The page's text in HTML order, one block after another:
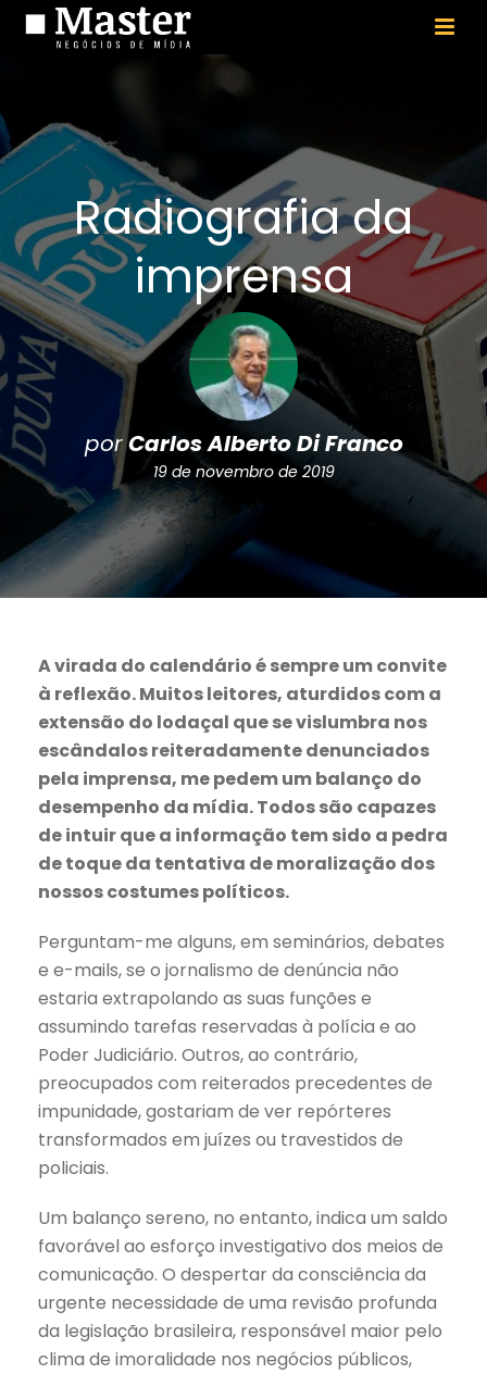
Radiografia da
imprensa
porCarlos Alberto Di Franco
19 de novembro de 2019
A virada do calendário é sempre um convite
à reflexão. Muitos leitores, aturdidos com a
extensão do lodaçal que se vislumbra nos
escândalos reiteradamente denunciados
pela imprensa, me pedem um balanço do
desempenho da mídia. Todos são capazes
de intuir que a informação tem sido a pedra
de toque da tentativa de moralização dos
nossos costumes políticos.
Perguntam-me alguns, em seminários, debates
e e-mails, se o jornalismo de denúncia não
estaria extrapolando as suas funções e
assumindo tarefas reservadas à polícia e ao
Poder Judiciário. Outros, ao contrário,
preocupados com reiterados precedentes de
impunidade, gostariam de ver repórteres
transformados em juízes ou travestidos de
policiais.
Um balanço sereno, no entanto, indica um saldo
favorável ao esforço investigativo dos meios de
comunicação. O despertar da consciência da
urgente necessidade de uma revisão profunda
da legislação brasileira, responsável maior pelo
clima de imoralidade nos negócios públicos,